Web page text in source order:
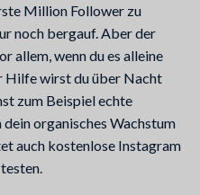
Million Follower zu
noch bergauf. Aber der
allem, wenn du es alleine
Hilfe wirst du über Nacht
zum Beispiel echte
organisches Wachstum
auch kostenlose Instagram